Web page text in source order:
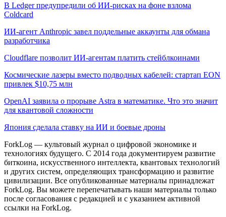
В Ledger предупредили об ИИ-рисках на фоне взлома
Coldcard
ИИ-агент Anthropic завел поддельные аккаунты для обмана
разработчика
Cloudflare позволит ИИ-агентам платить стейблкоинами
Космические лазеры вместо подводных кабелей: стартап EON
привлек $10,75 млн
OpenAI заявила о прорыве Astra в математике. Что это значит
для квантовой сложности
Япония сделала ставку на ИИ и боевые дроны
ForkLog — культовый журнал о цифровой экономике и
технологиях будущего. С 2014 года документируем развитие
биткоина, искусственного интеллекта, квантовых технологий
и других систем, определяющих трансформацию и развитие
цивилизации. Все опубликованные материалы принадлежат
ForkLog. Вы можете перепечатывать наши материалы только
после согласования с редакцией и с указанием активной
ссылки на ForkLog.